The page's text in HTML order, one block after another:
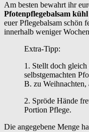
Am besten bewahrt ihr
Pfotenpflegebalsam kühl
euer Pflegebalsam schön
innerhalb weniger
Extra-Tipp:
1. Stellt doch
selbstgemachten
B. zu Weihnachten,
2. Spröde Hände
Portion Pflege.
Die angegebene Menge